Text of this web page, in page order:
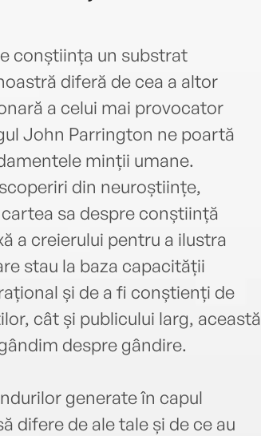
conștiința un substrat
diferă de cea a altor
a celui mai provocator
John Parrington ne poartă
minții umane.
din neuroștiințe,
sa despre conștiință
a creierului pentru a ilustra
stau la baza capacității
și de a fi conștienți de
cât și publicului larg, această
despre gândire.
generate în capul
difere de ale tale și de ce au